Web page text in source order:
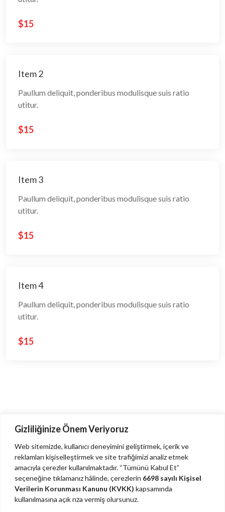
Gizliliğinize Önem Veriyoruz
Web sitemizde, kullanıcı deneyimini geliştirmek, içerik ve
reklamları kişiselleştirmek ve site trafiğimizi analiz etmek
amacıyla çerezler kullanılmaktadır. “Tümünü Kabul Et”
seçeneğine tıklamanız hâlinde, çerezlerin 6698 sayılı Kişisel
Verilerin Korunması Kanunu (KVKK) kapsamında
kullanılmasına açık rıza vermiş olursunuz.
$15
Item 2
Paullum deliquit, ponderibus modulisque suis ratio
utitur.
$15
Item 3
Paullum deliquit, ponderibus modulisque suis ratio
utitur.
$15
Item 4
Paullum deliquit, ponderibus modulisque suis ratio
utitur.
$15
Paullum deliquit, ponderibus modulisque suis ratio
utitur.
$15
Paullum deliquit, ponderibus modulisque suis ratio
utitur.
$15
Paullum deliquit, ponderibus modulisque suis ratio
utitur.
$15
Get In Touch With Us
Lorem ipsum dolor sit amet, sed do eiusmod tempor